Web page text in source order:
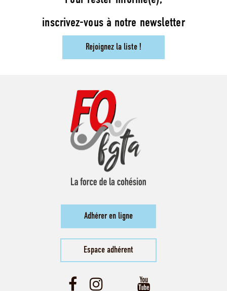
inscrivez-vous à notre newsletter
Rejoignez la liste !
Adhérer en ligne
Espace adhérent